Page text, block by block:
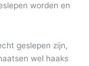
worden en
geslepen zijn,
wel haaks